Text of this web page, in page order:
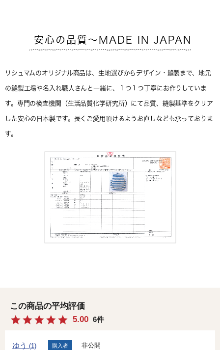
安心の品質～MADE IN JAPAN
リシュマムのオリジナル商品は、生地選びからデザイン・縫製まで、地元
の縫製工場や名入れ職人さんと一緒に、１つ１つ丁寧にお作りしていま
す。専門の検査機関（生活品質化学研究所）にて品質、縫製基準をクリア
した安心の日本製です。長くご愛用頂けるようお直しなども承っておりま
す。
5.00 6
ゆう 1 購入者
非公開